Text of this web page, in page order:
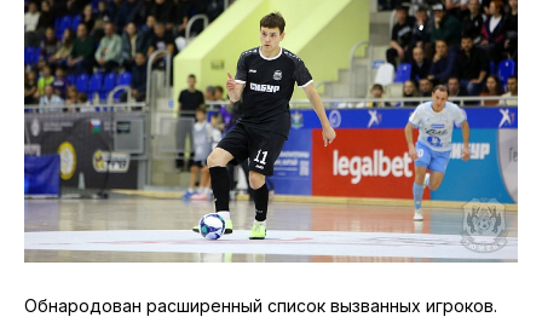
Обнародован расширенный список вызванных игроков.